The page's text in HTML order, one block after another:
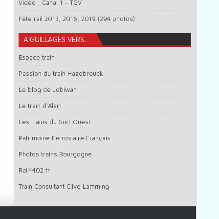
Vidéo : Canal 1 – TGV
Fête rail 2013, 2016, 2019 (294 photos)
AIGUILLAGES VERS…
Espace train
Passion du train Hazebrouck
Le blog de Jobiwan
Le train d’Alain
Les trains du Sud-Ouest
Patrimoine Ferroviaire Français
Photos trains Bourgogne
Rail4402.fr
Train Consultant Clive Lamming